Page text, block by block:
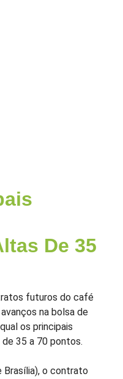
De 35
futuros do café
na bolsa de
os principais
35 a 70 pontos.
Brasília), o contrato